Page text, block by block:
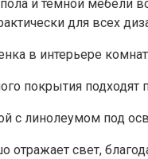
пола и темной мебели
для всех
покрытия
свет,